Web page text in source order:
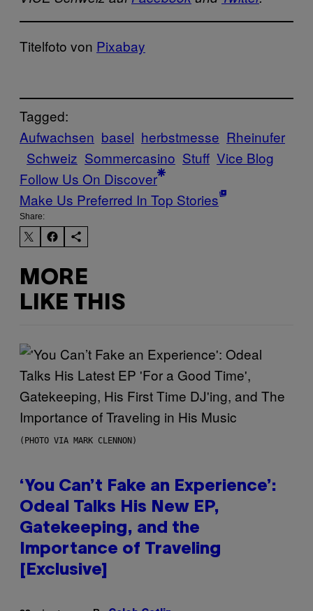
Titelfoto von Pixabay
Tagged:
Aufwachsen basel herbstmesse Rheinufer
Schweiz Sommercasino Stuff Vice Blog
Follow Us On Discover
Make Us Preferred In Top Stories
Share:
MORE
LIKE THIS
(PHOTO VIA MARK CLENNON)
‘You Can’t Fake an Experience’:
Odeal Talks His New EP,
Gatekeeping, and the
Importance of Traveling
[Exclusive]